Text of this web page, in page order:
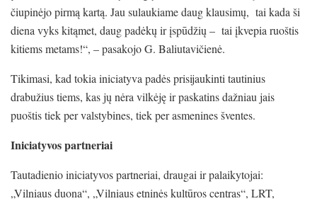
čiupinėjo pirmą kartą. Jau sulaukiame daug klausimų, tai kada ši
diena vyks kitąmet, daug padėkų ir įspūdžių – tai įkvepia ruoštis
kitiems metams!“, – pasakojo G. Baliutavičienė.
Tikimasi, kad tokia iniciatyva padės prisijaukinti tautinius
drabužius tiems, kas jų nėra vilkėję ir paskatins dažniau jais
puoštis tiek per valstybines, tiek per asmenines šventes.
Iniciatyvos partneriai
Tautadienio iniciatyvos partneriai, draugai ir palaikytojai:
„Vilniaus duona“, „Vilniaus etninės kultūros centras“, LRT,